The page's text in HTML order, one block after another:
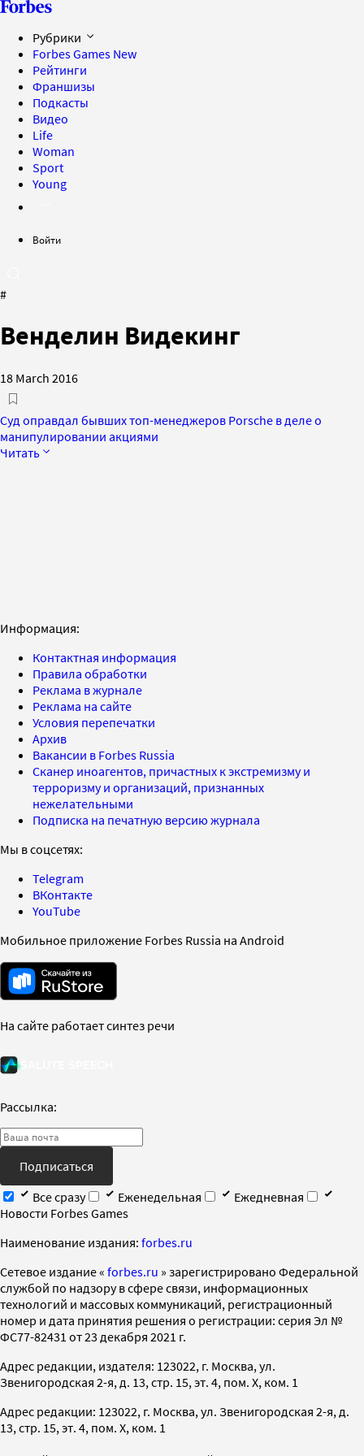
Рубрики
Forbes Games New
Рейтинги
Франшизы
Подкасты
Видео
Life
Woman
Sport
Young
Войти
#
Венделин Видекинг
18 March 2016
Суд оправдал бывших топ-менеджеров Porsche в деле о
манипулировании акциями
Читать
Информация:
Контактная информация
Правила обработки
Реклама в журнале
Реклама на сайте
Условия перепечатки
Архив
Вакансии в Forbes Russia
Сканер иноагентов, причастных к экстремизму и
терроризму и организаций, признанных
нежелательными
Подписка на печатную версию журнала
Мы в соцсетях:
Telegram
ВКонтакте
YouTube
Мобильное приложение Forbes Russia на Android
На сайте работает синтез речи
Рассылка:
Подписаться
Все сразу
Еженедельная
Ежедневная
Новости Forbes Games
Наименование издания: forbes.ru
Cетевое издание « forbes.ru » зарегистрировано Федеральной
службой по надзору в сфере связи, информационных
технологий и массовых коммуникаций, регистрационный
номер и дата принятия решения о регистрации: серия Эл №
ФС77-82431 от 23 декабря 2021 г.
Адрес редакции, издателя: 123022, г. Москва, ул.
Звенигородская 2-я, д. 13, стр. 15, эт. 4, пом. X, ком. 1
Адрес редакции: 123022, г. Москва, ул. Звенигородская 2-я, д.
13, стр. 15, эт. 4, пом. X, ком. 1